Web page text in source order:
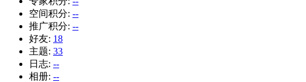
空间积分: --
推广积分: --
好友: 18
主题: 33
日志: --
相册: --